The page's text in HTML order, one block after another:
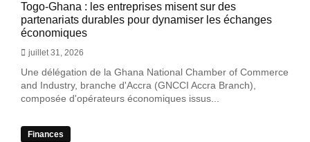
Togo-Ghana : les entreprises misent sur des
partenariats durables pour dynamiser les échanges
économiques
juillet 31, 2026
Une délégation de la Ghana National Chamber of Commerce
and Industry, branche d'Accra (GNCCI Accra Branch),
composée d'opérateurs économiques issus...
Finances